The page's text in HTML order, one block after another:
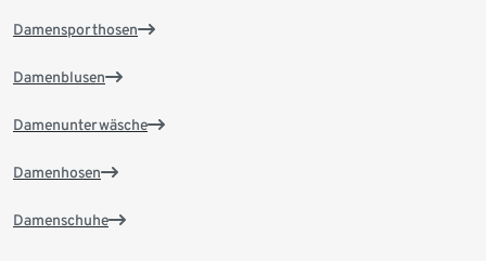
Damensporthosen
Damenblusen
Damenunterwäsche
Damenhosen
Damenschuhe